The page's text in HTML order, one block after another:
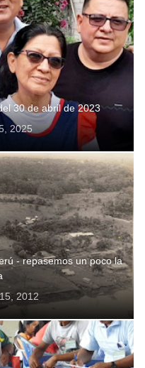
30 de abril de 2023
2025
- repasemos un poco la
2012